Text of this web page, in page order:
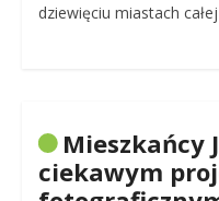
dziewięciu miastach
Mieszkańcy
ciekawym